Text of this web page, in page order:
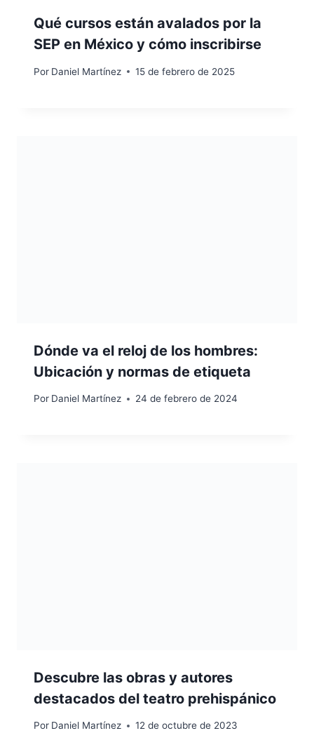
Qué cursos están avalados por la
SEP en México y cómo inscribirse
Por Daniel Martínez 15 de febrero de 2025
Dónde va el reloj de los hombres:
Ubicación y normas de etiqueta
Por Daniel Martínez 24 de febrero de 2024
Descubre las obras y autores
destacados del teatro prehispánico
Por Daniel Martínez 12 de octubre de 2023